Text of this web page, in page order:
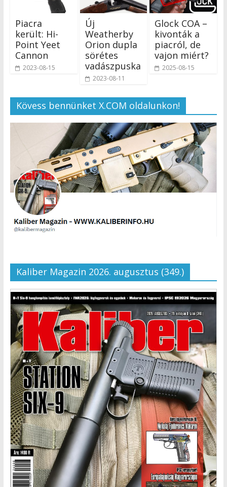
Piacra
került: Hi-
Point Yeet
Cannon
2023-08-15
Új
Weatherby
Orion dupla
sörétes
vadászpuska
2023-08-11
Glock COA –
kivonták a
piacról, de
vajon miért?
2025-08-15
Kövess bennünket X.COM oldalunkon!
Kaliber Magazin 2026. augusztus (349.)